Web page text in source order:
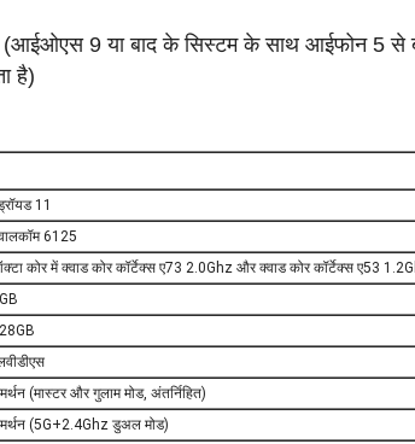
(आईओएस 9 या बाद के सिस्टम के साथ आईफोन 5 से
है)
11
6125
कोर में क्वाड कोर कॉर्टेक्स ए73 2.0Ghz और क्वाड कोर कॉर्टेक्स ए53
(मास्टर और गुलाम मोड, अंतर्निहित)
(5G+2.4Ghz डुअल मोड)